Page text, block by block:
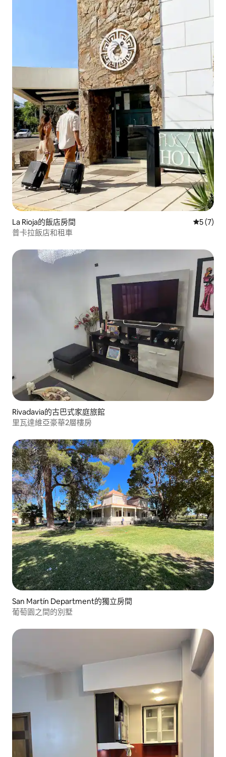
La Rioja的飯店房間 從 7 則評
5 (7)
普卡拉飯店和租車
Rivadavia的古巴式家庭旅館
里瓦達維亞豪華2層樓房
San Martín Department的獨立房間
葡萄園之間的別墅